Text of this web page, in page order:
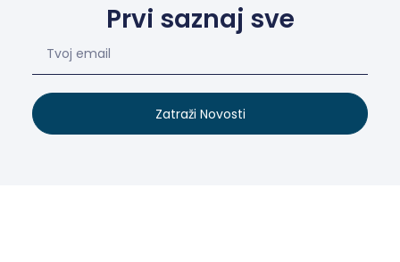
Prvi saznaj sve
Zatraži Novosti